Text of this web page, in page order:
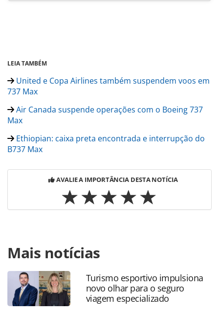
LEIA TAMBÉM
United e Copa Airlines também suspendem voos em
737 Max
Air Canada suspende operações com o Boeing 737
Max
Ethiopian: caixa preta encontrada e interrupção do
B737 Max
AVALIE A IMPORTÂNCIA DESTA NOTÍCIA
https://www.panrotas.com.br/aviacao/empresas/2019/03/
cancela-quase-90-voos-por-dia-com-737-max-em-
abril_163195.html ou as ferramentas oferecidas na página.
Todo o conteúdo produzido pela PANROTAS Editora é
protegido pela legislação brasileira sobre direito autoral.
Não reproduza o conteúdo sem autorização da PANROTAS
Mais notícias
Turismo esportivo impulsiona
novo olhar para o seguro
viagem especializado